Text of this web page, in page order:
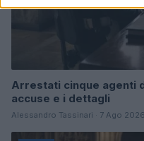
Arrestati cinque agenti
accuse e i dettagli
Alessandro Tassinari · 7 Ago 2026